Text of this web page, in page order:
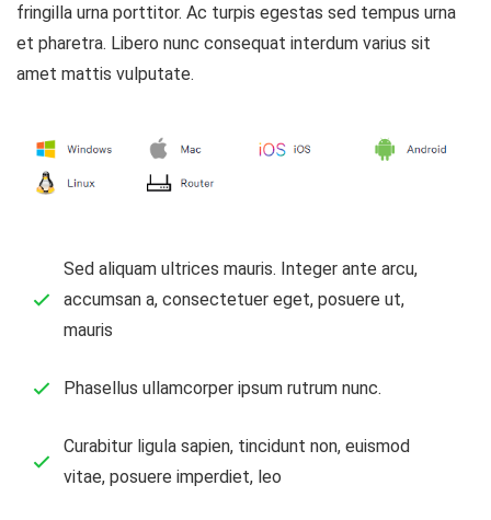
fringilla urna porttitor. Ac turpis egestas sed tempus urna
et pharetra. Libero nunc consequat interdum varius sit
amet mattis vulputate.
Sed aliquam ultrices mauris. Integer ante arcu,
accumsan a, consectetuer eget, posuere ut,
mauris
Phasellus ullamcorper ipsum rutrum nunc.
Curabitur ligula sapien, tincidunt non, euismod
vitae, posuere imperdiet, leo